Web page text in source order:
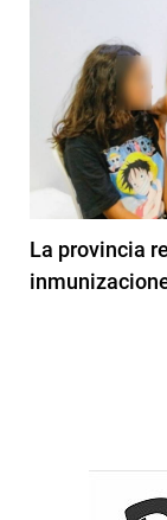
La provincia